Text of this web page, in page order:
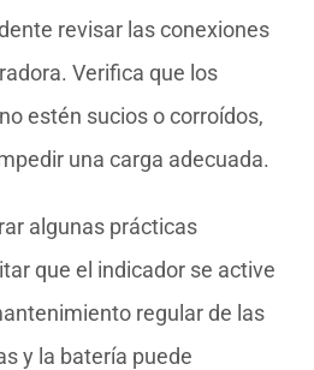
revisar las conexiones
Verifica que los
estén sucios o corroídos,
una carga adecuada.
algunas prácticas
que el indicador se active
regular de las
y la batería puede